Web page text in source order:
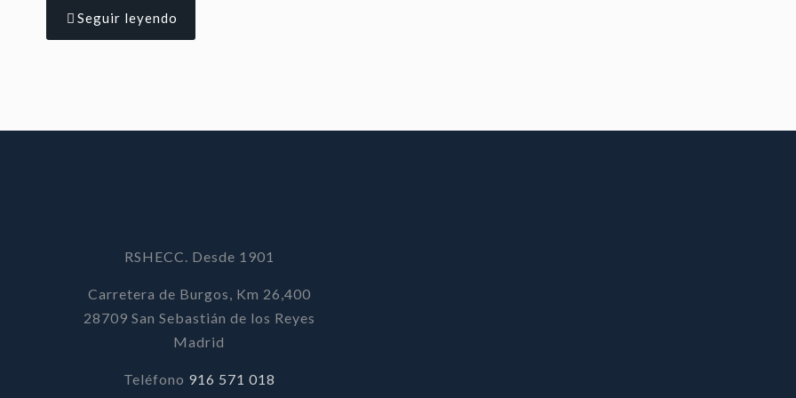
Seguir leyendo
RSHECC. Desde 1901
Carretera de Burgos, Km 26,400
28709 San Sebastián de los Reyes
Madrid
Teléfono 916 571 018